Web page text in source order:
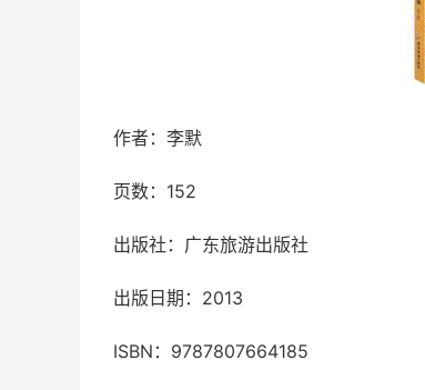
作者：李默
页数：152
出版社：广东旅游出版社
出版日期：2013
ISBN：9787807664185